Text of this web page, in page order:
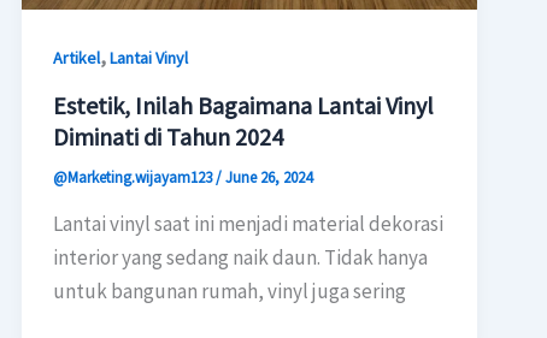
Artikel,Lantai Vinyl
Estetik, Inilah Bagaimana Lantai Vinyl
Diminati di Tahun 2024
@Marketing.wijayam123/June 26, 2024
Lantai vinyl saat ini menjadi material dekorasi
interior yang sedang naik daun. Tidak hanya
untuk bangunan rumah, vinyl juga sering